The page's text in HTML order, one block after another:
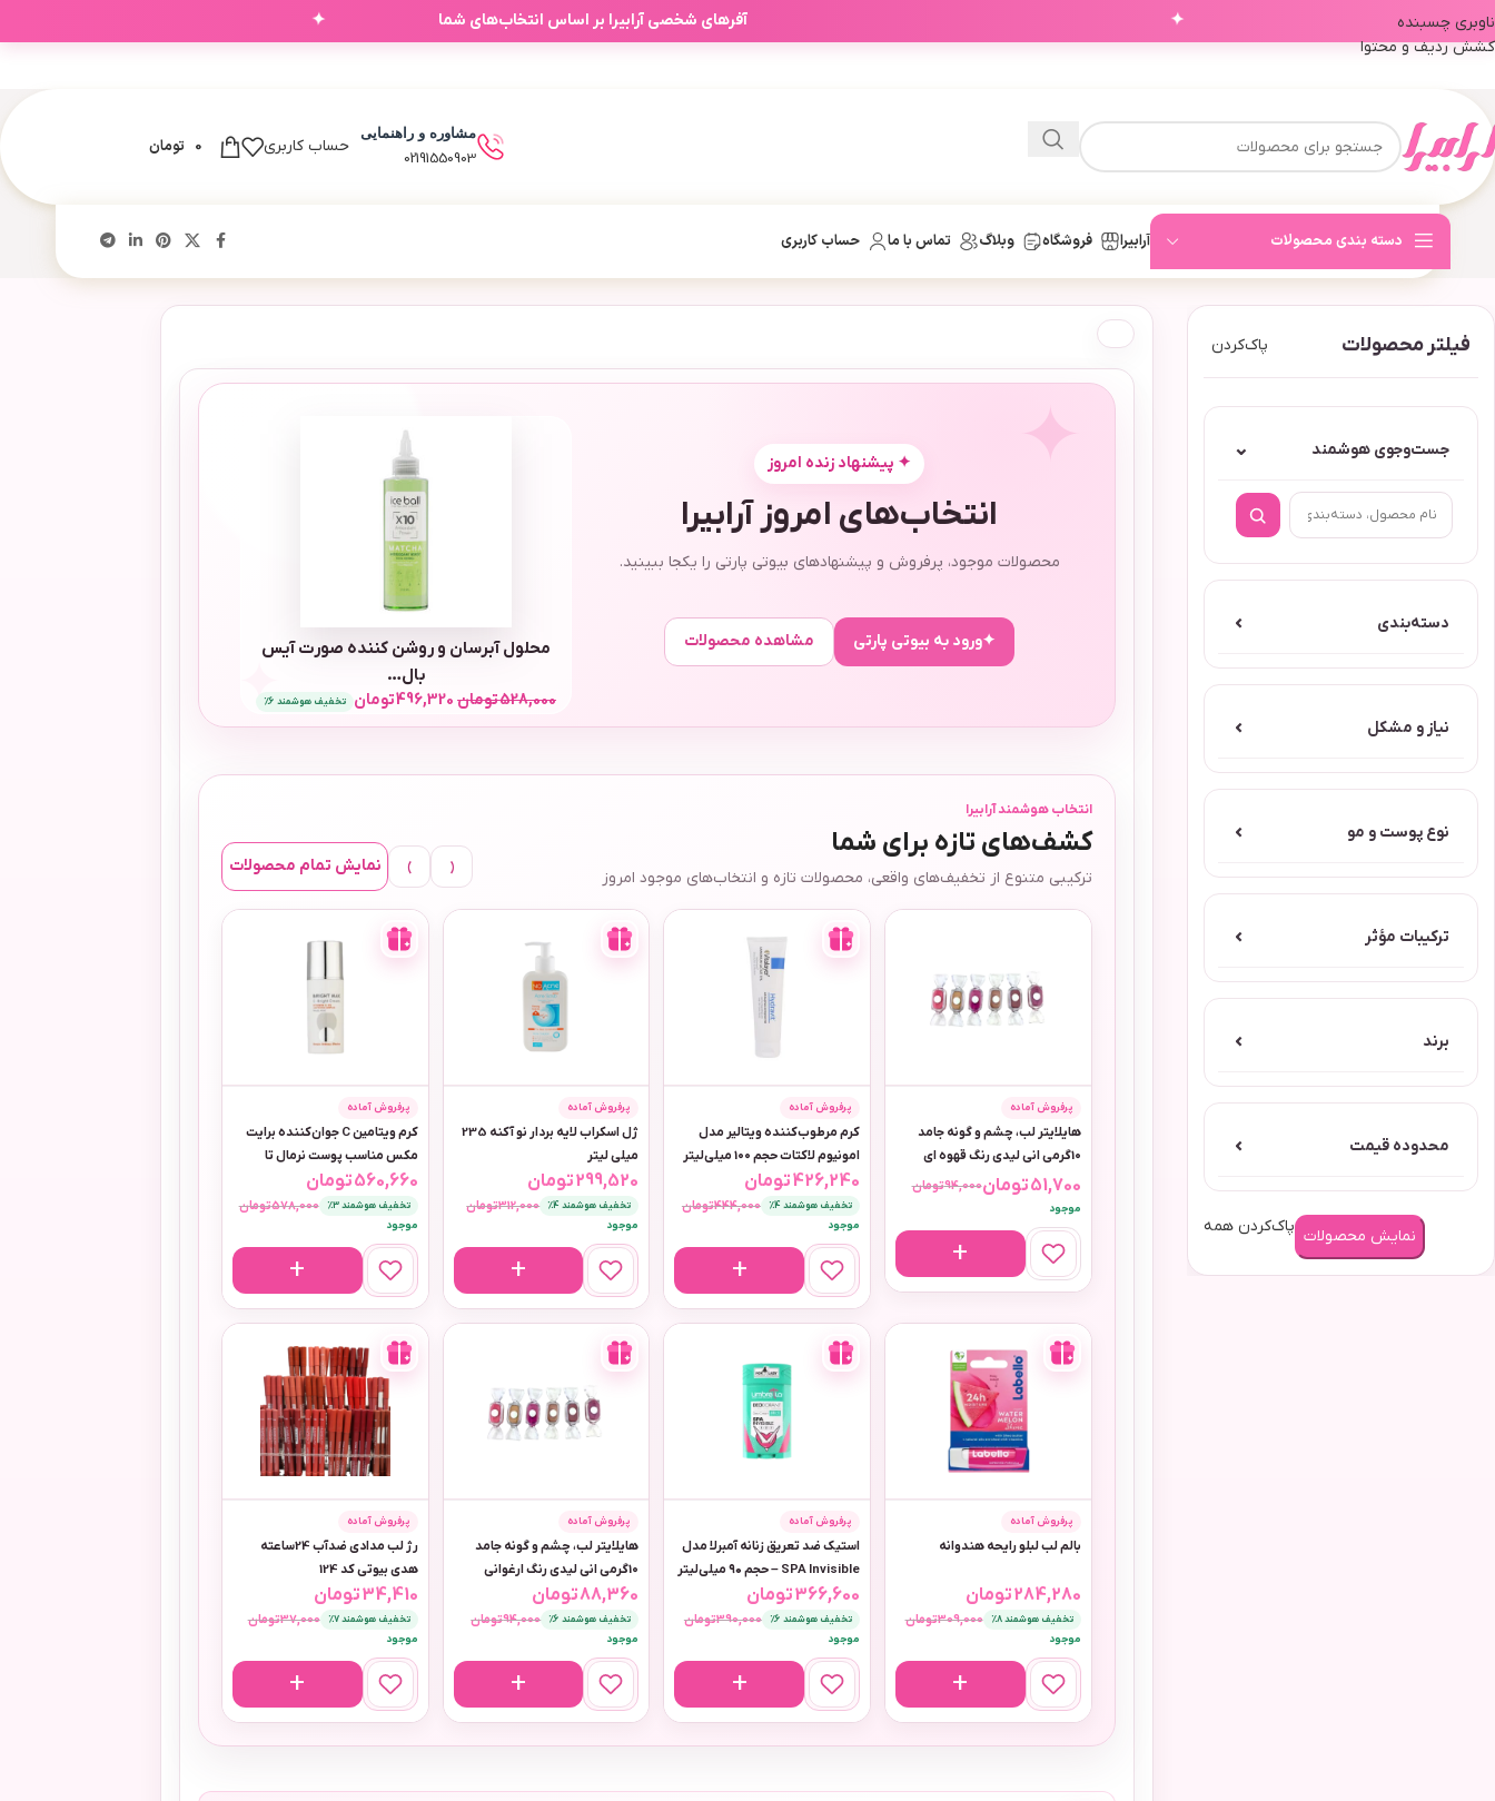
✦ آفرهای شخصی آرابیرا بر اساس انتخاب‌های شما ✦
ناوبری چسبنده
کشش ردیف و محتوا
مشاوره و راهنمایی
02191550903
حساب کاربری 0 تومان
دسته بندی محصولات آرابیرا فروشگاه وبلاگ تماس با ما حساب کاربری
فیلتر محصولات پاک‌کردن
جست‌وجوی هوشمند ⌄
دسته‌بندی ⌄
نیاز و مشکل ⌄
نوع پوست و مو ⌄
ترکیبات مؤثر ⌄
برند ⌄
محدوده قیمت ⌄
نمایش محصولات پاک‌کردن همه
✦ پیشنهاد زنده امروز
انتخاب‌های امروز آرابیرا
محصولات موجود، پرفروش و پیشنهادهای بیوتی پارتی را یکجا ببینید.
✦ورود به بیوتی پارتی مشاهده محصولات
19,250تومان
390,000تومان 366,600تومان
محلول آبرسان و روشن کننده صورت آیس
بال…
528,000تومان 496,320تومان تخفیف هوشمند 6٪
انتخاب هوشمند آرابیرا
کشف‌های تازه برای شما
ترکیبی متنوع از تخفیف‌های واقعی، محصولات تازه و انتخاب‌های موجود امروز ‹
› نمایش تمام محصولات
پرفروش آماده
هایلایتر لب، چشم و گونه جامد
10گرمی انی لیدی رنگ قهوه ای
94,000تومان 51,700تومان
موجود
پرفروش آماده
کرم مرطوب‌کننده ویتالیر مدل
امونیوم لاکتات حجم 100 میلی‌لیتر
444,000تومان
426,240تومان
تخفیف هوشمند 4٪
موجود
پرفروش آماده
ژل اسکراب لایه بردار نو آکنه 235
میلی لیتر
312,000تومان
299,520تومان
تخفیف هوشمند 4٪
موجود
پرفروش آماده
کرم ویتامین C جوان‌کننده برایت
مکس مناسب پوست نرمال تا
خشک
578,000تومان
560,660تومان
تخفیف هوشمند 3٪
موجود
پرفروش آماده
بالم لب لبلو رایحه هندوانه
309,000تومان
284,280تومان
تخفیف هوشمند 8٪
موجود
پرفروش آماده
استیک ضد تعریق زنانه آمبرلا مدل
SPA Invisible – حجم ۹۰ میلی‌لیتر
390,000تومان
366,600تومان
تخفیف هوشمند 6٪
موجود
پرفروش آماده
هایلایتر لب، چشم و گونه جامد
10گرمی انی لیدی رنگ ارغوانی
94,000تومان
88,360تومان
تخفیف هوشمند 6٪
موجود
پرفروش آماده
رژ لب مدادی ضدآب 24ساعته
هدی بیوتی کد 124
37,000تومان
34,410تومان
تخفیف هوشمند 7٪
موجود